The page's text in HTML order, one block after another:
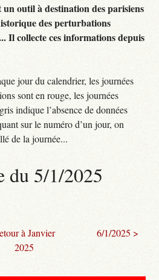
outil à destination des parisiens
des perturbations
Il collecte ces informations depuis
jour du calendrier, les journées
sont en rouge, les journées
indique l’absence de données
sur le numéro d’un jour, on
de la journée...
du 5/1/2025
à Janvier
2025
6/1/2025 >